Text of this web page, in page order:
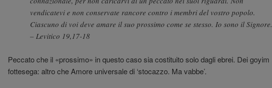
vendicatevi e non conservate rancore contro i membri del vostro popolo.
Ciascuno di voi deve amare il suo prossimo come se stesso. Io sono il Signore.
– Levitico 19,17-18
Peccato che il «prossimo» in questo caso sia costituito solo dagli ebrei. Dei goyim
fottesega: altro che Amore universale di ‘stocazzo. Ma vabbe’.